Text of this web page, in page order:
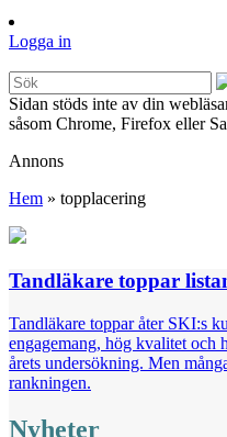
Logga in
Sidan stöds inte av din
såsom Chrome, Firefox eller
Annons
Hem » topplacering
Tandläkare toppar
Tandläkare toppar åter SKI:s
engagemang, hög kvalitet och
årets undersökning. Men
rankningen.
Nyheter